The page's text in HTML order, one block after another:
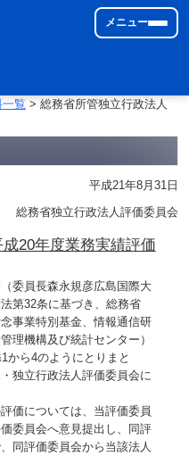
メニュー
一覧> 総務省所管独立行政法人
平成21年8月31日
総務省独立行政法人評価委員会
20年度業務実績評価
委員長森永規彦広島国際大
第32条に基づき、総務省
事業特別基金、情報通信研
理機構及び統計センター）
から4のようにとりまと
独立行政法人評価委員会に
価については、当評価委員
委員会へ意見提出し、同評
同評価委員会から当該法人